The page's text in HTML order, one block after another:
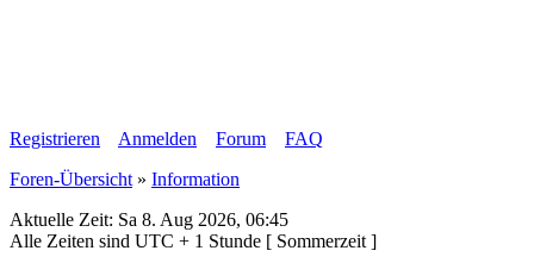
Registrieren Anmelden Forum
FAQ
Foren-Übersicht » Information
Aktuelle Zeit: Sa 8. Aug 2026, 06:45
Alle Zeiten sind UTC + 1 Stunde [ Sommerzeit ]